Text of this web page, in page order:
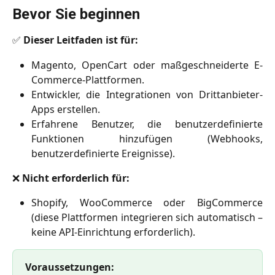
Bevor Sie beginnen
✅ Dieser Leitfaden ist für:
Magento, OpenCart oder maßgeschneiderte E-
Commerce-Plattformen.
Entwickler, die Integrationen von Drittanbieter-
Apps erstellen.
Erfahrene Benutzer, die benutzerdefinierte
Funktionen hinzufügen (Webhooks,
benutzerdefinierte Ereignisse).
❌ Nicht erforderlich für:
Shopify, WooCommerce oder BigCommerce
(diese Plattformen integrieren sich automatisch –
keine API-Einrichtung erforderlich).
Voraussetzungen: